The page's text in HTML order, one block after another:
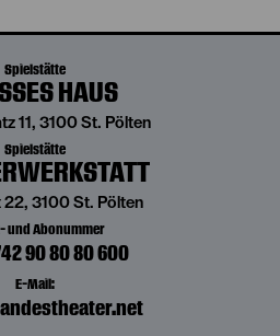
Spielstätte
HAUS
11, 3100 St. Pölten
Spielstätte
22, 3100 St. Pölten
und Abonummer
90 80 80 600
E-Mail: